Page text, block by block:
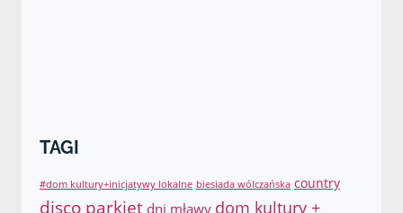
TAGI
#dom kultury+inicjatywy lokalne biesiada wólczańska country
disco parkiet dni mławy dom kultury +